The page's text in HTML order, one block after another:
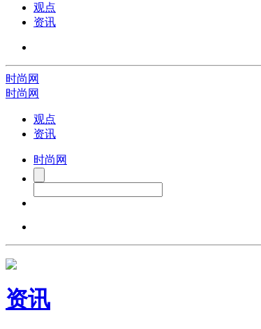
观点
资讯
时尚网
时尚网
观点
资讯
时尚网
资讯